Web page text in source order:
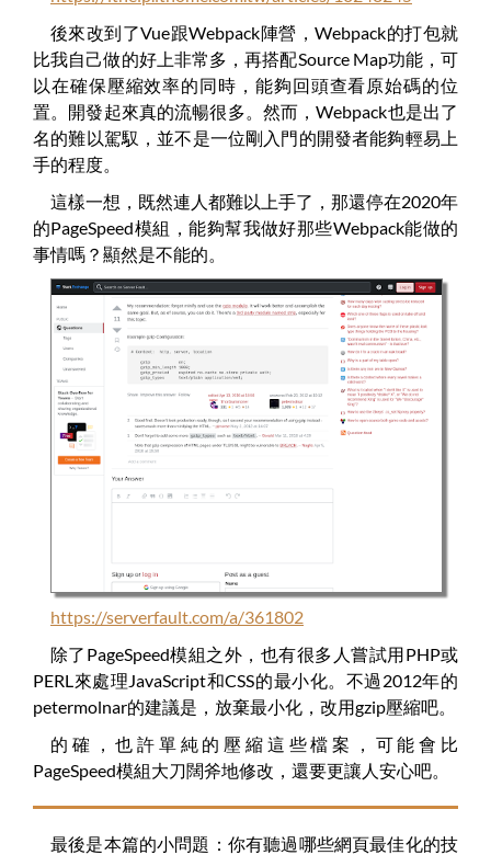
後來改到了Vue跟Webpack陣營，Webpack的打包就
比我自己做的好上非常多，再搭配Source Map功能，可
以在確保壓縮效率的同時，能夠回頭查看原始碼的位
置。開發起來真的流暢很多。然而，Webpack也是出了
名的難以駕馭，並不是一位剛入門的開發者能夠輕易上
手的程度。
這樣一想，既然連人都難以上手了，那還停在2020年
的PageSpeed模組，能夠幫我做好那些Webpack能做的
事情嗎？顯然是不能的。
https://serverfault.com/a/361802
除了PageSpeed模組之外，也有很多人嘗試用PHP或
PERL來處理JavaScript和CSS的最小化。不過2012年的
petermolnar的建議是，放棄最小化，改用gzip壓縮吧。
的確，也許單純的壓縮這些檔案，可能會比
PageSpeed模組大刀闊斧地修改，還要更讓人安心吧。
最後是本篇的小問題：你有聽過哪些網頁最佳化的技